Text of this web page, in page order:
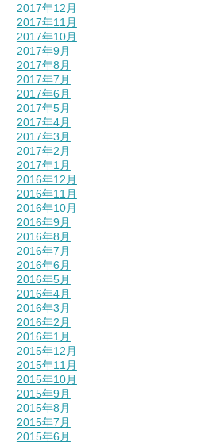
2017年12月
2017年11月
2017年10月
2017年9月
2017年8月
2017年7月
2017年6月
2017年5月
2017年4月
2017年3月
2017年2月
2017年1月
2016年12月
2016年11月
2016年10月
2016年9月
2016年8月
2016年7月
2016年6月
2016年5月
2016年4月
2016年3月
2016年2月
2016年1月
2015年12月
2015年11月
2015年10月
2015年9月
2015年8月
2015年7月
2015年6月